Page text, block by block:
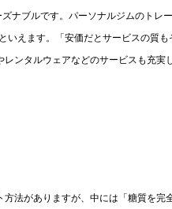
ナブルです。パーソナルジムのトレ
いえます。「安価だとサービスの質も
ンタルウェアなどのサービスも充実
法がありますが、中には「糖質を完